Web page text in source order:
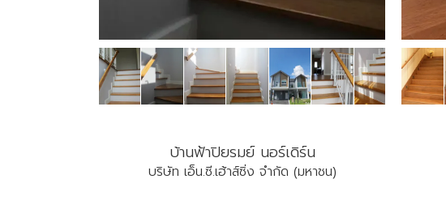
บ้านฟ้าปิยรมย์ นอร์เดิร์น
บริษัท เอ็น.ซี.เฮ้าส์ซิ่ง จำกัด (มหาชน)